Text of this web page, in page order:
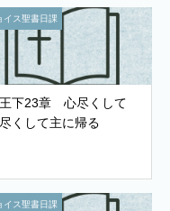
イス聖書日課
下23章 心尽くして
くして主に帰る
イス聖書日課